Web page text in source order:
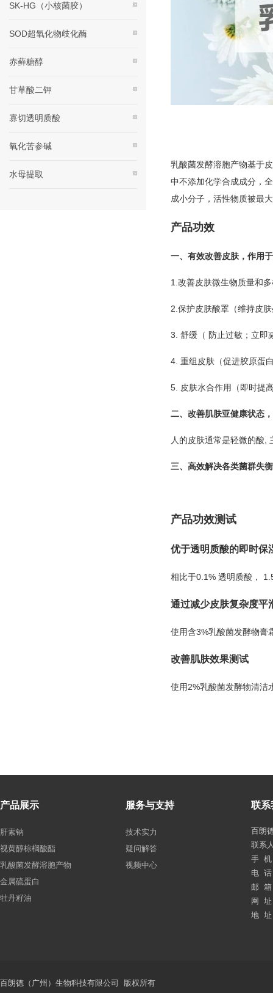
乳酸菌发酵溶胞产物基于
中不添加化学合成成分，
成小分子，活性物质被最
产品功效
一、有效改善皮肤，作用
1.改善皮肤微生物质量和
2.保护皮肤酸罩（维持皮
3. 舒缓（ 防止过敏；立即
4. 重组皮肤（促进胶原蛋
5. 皮肤水合作用（即时提
二、改善肌肤亚健康状态
人的皮肤通常是轻微的酸,
三、高效解决各类菌群失
产品功效测试
优于透明质酸的即时保
相比于0.1% 透明质酸，
通过减少皮肤复杂度平
使用含3%乳酸菌发酵物膏
改善肌肤效果测试
使用2%乳酸菌发酵物清洁
SK-HG（小核菌胶）
SOD超氧化物歧化酶
赤藓糖醇
甘草酸二钾
寡切透明质酸
氧化苦参碱
水母提取
产品展示
肝素钠
视黄醇棕榈酸酯
乳酸菌发酵溶胞产物
金属硫蛋白
牡丹籽油
服务与支持
技术实力
疑问解答
视频中心
联系
百朗
联系
手 机
电 话
邮 箱
网 址
地 址
百朗德（广州）生物科技有限公司 版权所有